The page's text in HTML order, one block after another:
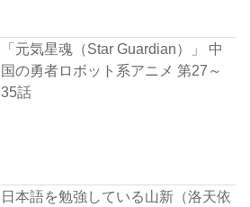
「元気星魂（Star Guardian）」 中
国の勇者ロボット系アニメ 第27～
35話
日本語を勉強している山新（洛天依